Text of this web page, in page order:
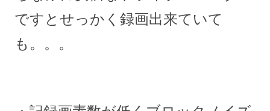
ですとせっかく録画出来ていて
も。。。